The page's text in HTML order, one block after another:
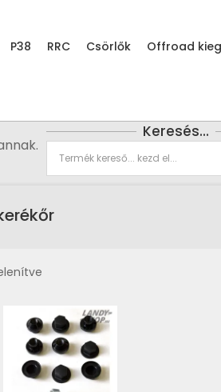
P38 RRC Csörlők Offroad
Keresés…